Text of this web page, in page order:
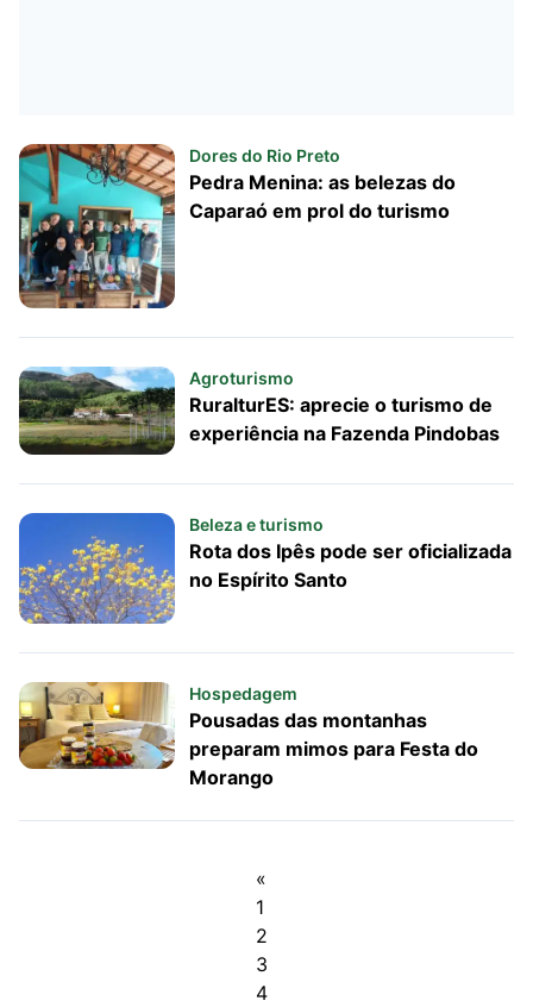
Dores do Rio Preto
Pedra Menina: as belezas do
Caparaó em prol do turismo
Agroturismo
RuralturES: aprecie o turismo de
experiência na Fazenda Pindobas
Beleza e turismo
Rota dos Ipês pode ser oficializada
no Espírito Santo
Hospedagem
Pousadas das montanhas
preparam mimos para Festa do
Morango
«
1
2
3
4